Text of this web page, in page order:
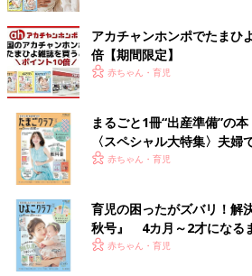
ジグソーパズルが大好きな杏さん。写真はジグソ
日本でもジグソーパズル大会が開催されるといいな
Instagramより）
アカチャンホンポでたまひ
倍【期間限定】
赤ちゃん・育児
まるごと1冊“出産準備”の
〈スペシャル大特集〉夫
赤ちゃん・育児
育児の困ったがズバリ！解
秋号』 4カ月～2才になる
いっぱい！
赤ちゃん・育児